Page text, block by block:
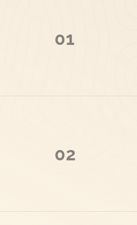
01
02